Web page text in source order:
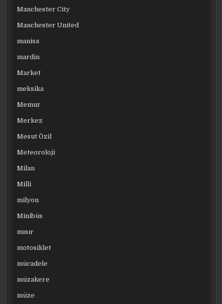
Manchester City
Manchester United
manisa
mardin
Market
meksika
Memur
Merkez
Mesut Özil
Meteoroloji
Milan
Milli
milyon
Minibüs
mısır
motosiklet
mücadele
müzakere
müze